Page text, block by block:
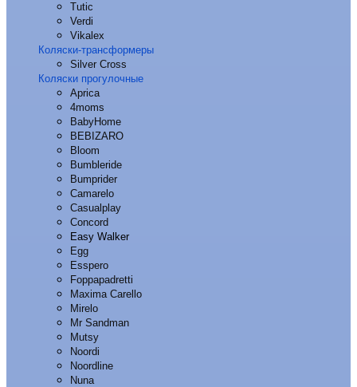
Tutic
Verdi
Vikalex
Коляски-трансформеры
Silver Cross
Коляски прогулочные
Aprica
4moms
BabyHome
BEBIZARO
Bloom
Bumbleride
Bumprider
Camarelo
Casualplay
Concord
Easy Walker
Egg
Esspero
Foppapadretti
Maxima Carello
Mirelo
Mr Sandman
Mutsy
Noordi
Noordline
Nuna